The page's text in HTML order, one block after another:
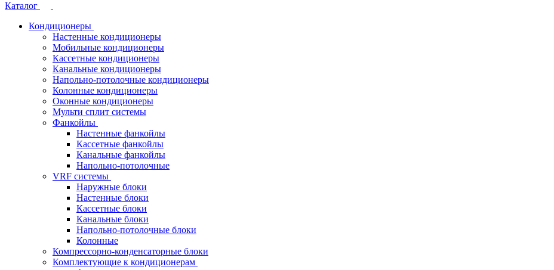
Каталог
Кондиционеры
Настенные кондиционеры
Мобильные кондиционеры
Кассетные кондиционеры
Канальные кондиционеры
Напольно-потолочные кондиционеры
Колонные кондиционеры
Оконные кондиционеры
Мульти сплит системы
Фанкойлы
Настенные фанкойлы
Кассетные фанкойлы
Канальные фанкойлы
Напольно-потолочные
VRF системы
Наружные блоки
Настенные блоки
Кассетные блоки
Канальные блоки
Напольно-потолочные блоки
Колонные
Компрессорно-конденсаторные блоки
Комплектующие к кондиционерам